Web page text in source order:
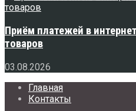
Приём платежей в
товаров
03.08.2026
Главная
Контакты